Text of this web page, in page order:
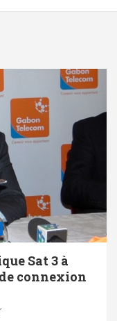
Sat 3 à
connexion